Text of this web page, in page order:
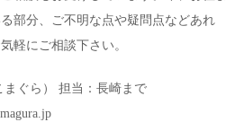
部分、ご不明な点や疑問点などあれ
軽にご相談下さい。
ぐら） 担当：長崎まで